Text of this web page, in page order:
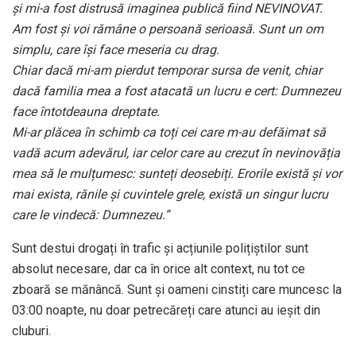
și mi-a fost distrusă imaginea publică fiind NEVINOVAT.
Am fost și voi rămâne o persoană serioasă. Sunt un om
simplu, care își face meseria cu drag.
Chiar dacă mi-am pierdut temporar sursa de venit, chiar
dacă familia mea a fost atacată un lucru e cert: Dumnezeu
face întotdeauna dreptate.
Mi-ar plăcea în schimb ca toți cei care m-au defăimat să
vadă acum adevărul, iar celor care au crezut în nevinovăția
mea să le mulțumesc: sunteți deosebiți. Erorile există și vor
mai exista, rănile și cuvintele grele, există un singur lucru
care le vindecă: Dumnezeu.”
Sunt destui drogați în trafic și acțiunile polițiștilor sunt
absolut necesare, dar ca în orice alt context, nu tot ce
zboară se mănâncă. Sunt și oameni cinstiți care muncesc la
03:00 noapte, nu doar petrecăreți care atunci au ieșit din
cluburi.